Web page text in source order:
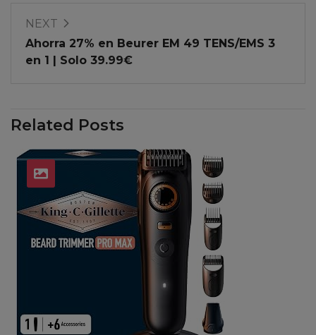
NEXT
Ahorra 27% en Beurer EM 49 TENS/EMS 3
en 1 | Solo 39.99€
Related Posts